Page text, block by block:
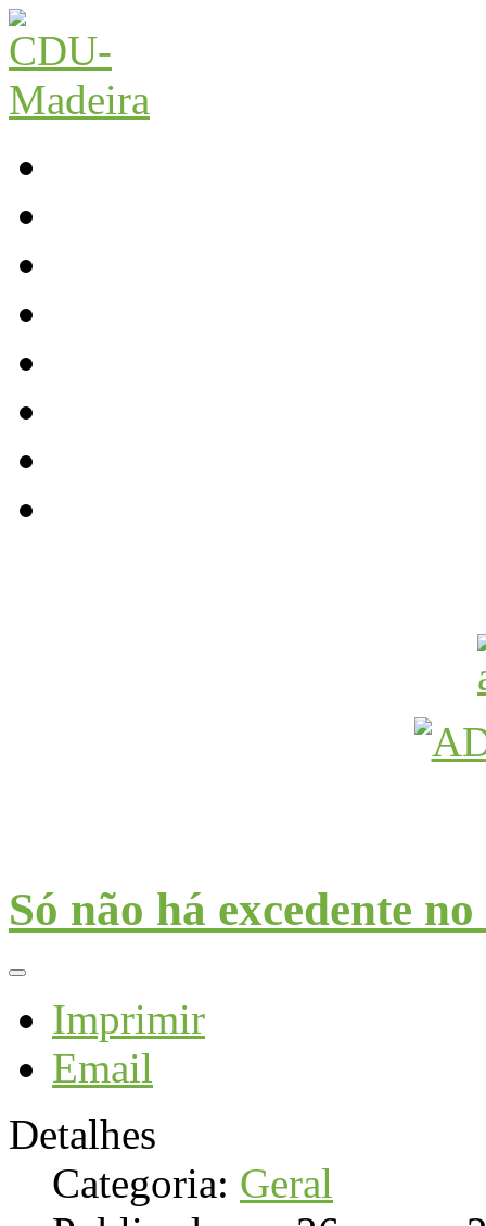
Só não há excedente
Imprimir
Email
Detalhes
Categoria: Geral